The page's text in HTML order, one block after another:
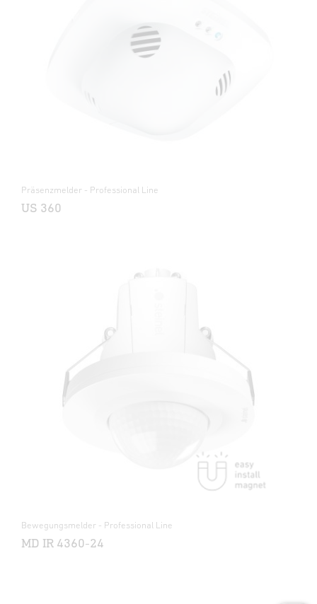
Präsenzmelder - Professional Line
US 360
Bewegungsmelder - Professional Line
MD IR 4360-24